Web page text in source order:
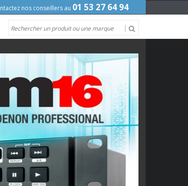
nos conseillers au 01 53 27 64 94